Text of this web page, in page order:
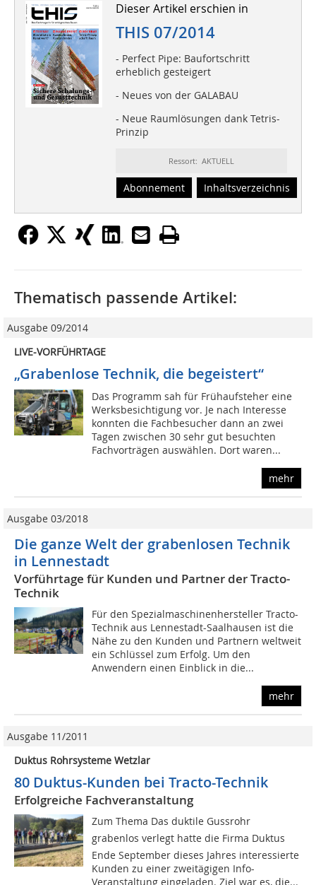
Dieser Artikel erschien in
THIS 07/2014
- Perfect Pipe: Baufortschritt
erheblich gesteigert
- Neues von der GALABAU
- Neue Raumlösungen dank Tetris-
Prinzip
Ressort: AKTUELL
Abonnement Inhaltsverzeichnis
Thematisch passende Artikel:
Ausgabe 09/2014
LIVE-VORFÜHRTAGE
„Grabenlose Technik, die begeistert“
Das Programm sah für Frühaufsteher eine
Werksbesichtigung vor. Je nach Interesse
konnten die Fachbesucher dann an zwei
Tagen zwischen 30 sehr gut besuchten
Fachvorträgen auswählen. Dort waren...
mehr
Ausgabe 03/2018
Die ganze Welt der grabenlosen Technik
in Lennestadt
Vorführtage für Kunden und Partner der Tracto-
Technik
Für den Spezialmaschinenhersteller Tracto-
Technik aus Lennestadt-Saalhausen ist die
Nähe zu den Kunden und Partnern weltweit
ein Schlüssel zum Erfolg. Um den
Anwendern einen Einblick in die...
mehr
Ausgabe 11/2011
Duktus Rohrsysteme Wetzlar
80 Duktus-Kunden bei Tracto-Technik
Erfolgreiche Fachveranstaltung
Zum Thema Das duktile Gussrohr 
grabenlos verlegt hatte die Firma Duktus
Ende September dieses Jahres interessierte
Kunden zu einer zweitägigen Info-
Veranstaltung eingeladen. Ziel war es, die...